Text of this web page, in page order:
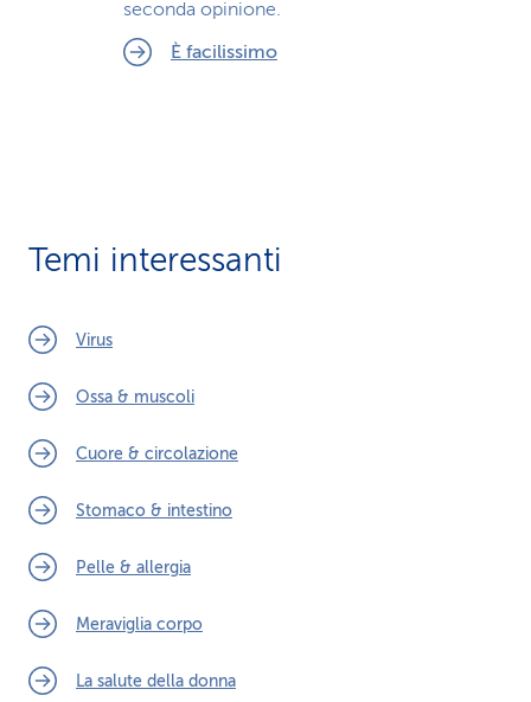
seconda opinione.
È facilissimo
Temi interessanti
Virus
Ossa & muscoli
Cuore & circolazione
Stomaco & intestino
Pelle & allergia
Meraviglia corpo
La salute della donna